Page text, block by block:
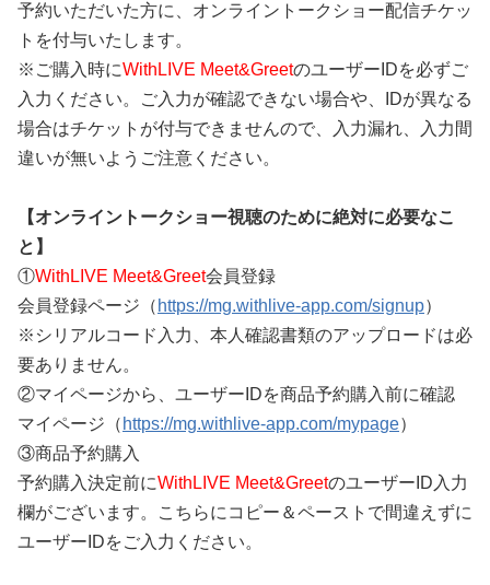
予約いただいた方に、オンライントークショー配信チケッ
トを付与いたします。
※ご購入時にWithLIVE Meet&GreetのユーザーIDを必ずご
入力ください。ご入力が確認できない場合や、IDが異なる
場合はチケットが付与できませんので、入力漏れ、入力間
違いが無いようご注意ください。
【オンライントークショー視聴のために絶対に必要なこ
と】
①WithLIVE Meet&Greet会員登録
会員登録ページ（ https://mg.withlive-app.com/signup）
※シリアルコード入力、本人確認書類のアップロードは必
要ありません。
②マイページから、ユーザーIDを商品予約購入前に確認
マイページ（ https://mg.withlive-app.com/mypage）
③商品予約購入
予約購入決定前にWithLIVE Meet&GreetのユーザーID入力
欄がございます。こちらにコピー＆ペーストで間違えずに
ユーザーIDをご入力ください。